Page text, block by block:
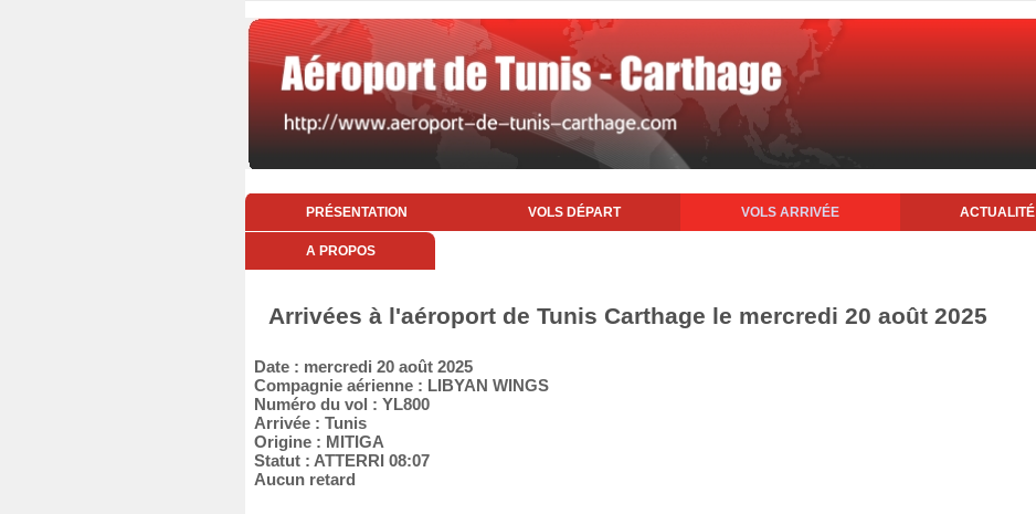
PRÉSENTATION VOLS DÉPART VOLS ARRIVÉE ACTUALITÉ
A PROPOS
Arrivées à l'aéroport de Tunis Carthage le mercredi 20 août 2025
Date : mercredi 20 août 2025
Compagnie aérienne : LIBYAN WINGS
Numéro du vol : YL800
Arrivée : Tunis
Origine : MITIGA
Statut : ATTERRI 08:07
Aucun retard